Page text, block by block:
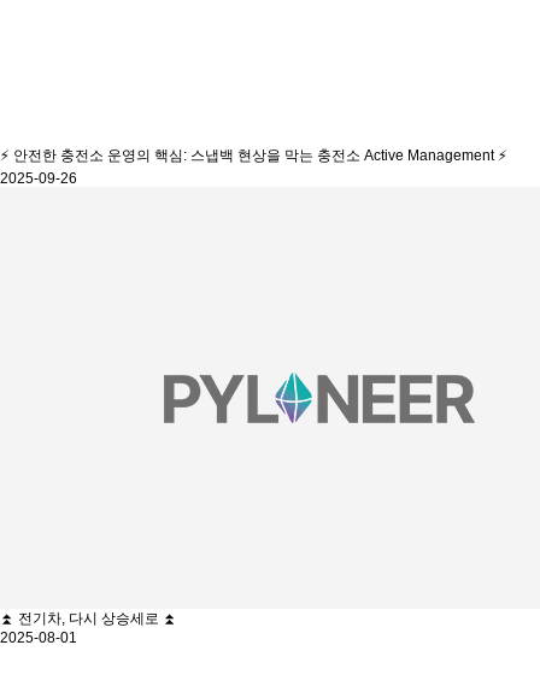
⚡ 안전한 충전소 운영의 핵심: 스냅백 현상을 막는 충전소 Active Management ⚡
2025-09-26
⏫ 전기차, 다시 상승세로 ⏫
2025-08-01